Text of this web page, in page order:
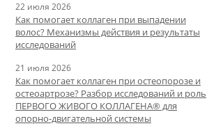
22 июля 2026
Как помогает коллаген при выпадении
волос? Механизмы действия и результаты
исследований
21 июля 2026
Как помогает коллаген при остеопорозе и
остеоартрозе? Разбор исследований и роль
ПЕРВОГО ЖИВОГО КОЛЛАГЕНА® для
опорно-двигательной системы